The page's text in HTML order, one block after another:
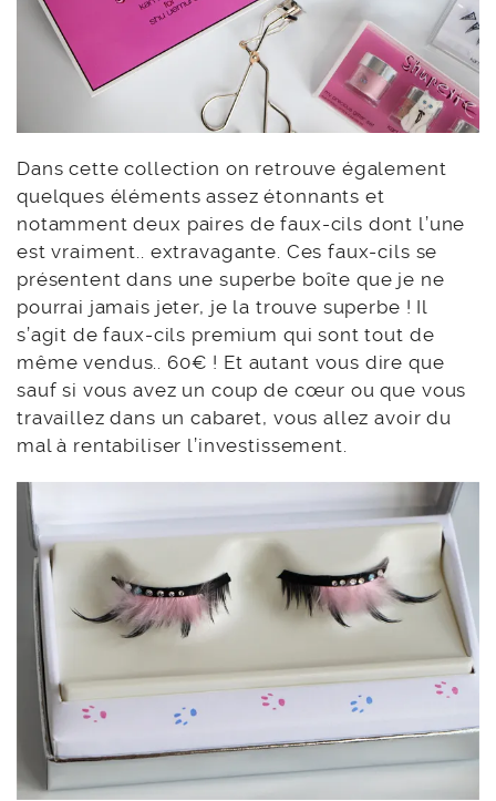
Dans cette collection on retrouve également
quelques éléments assez étonnants et
notamment deux paires de faux-cils dont l’une
est vraiment.. extravagante. Ces faux-cils se
présentent dans une superbe boîte que je ne
pourrai jamais jeter, je la trouve superbe ! Il
s’agit de faux-cils premium qui sont tout de
même vendus.. 60€ ! Et autant vous dire que
sauf si vous avez un coup de cœur ou que vous
travaillez dans un cabaret, vous allez avoir du
mal à rentabiliser l’investissement.